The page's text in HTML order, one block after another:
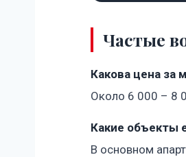
Частые
Какова цена за
Около 6 000 – 8
Какие объекты
В основном